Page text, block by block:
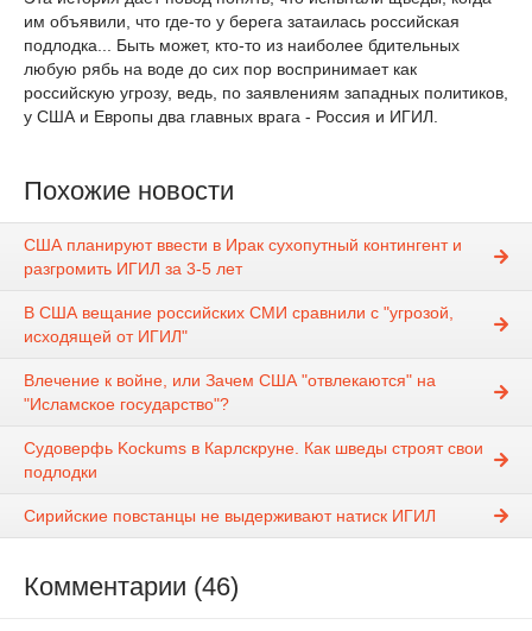
им объявили, что где-то у берега затаилась российская
подлодка... Быть может, кто-то из наиболее бдительных
любую рябь на воде до сих пор воспринимает как
российскую угрозу, ведь, по заявлениям западных политиков,
у США и Европы два главных врага - Россия и ИГИЛ.
Похожие новости
США планируют ввести в Ирак сухопутный контингент и
разгромить ИГИЛ за 3-5 лет
В США вещание российских СМИ сравнили с "угрозой,
исходящей от ИГИЛ"
Влечение к войне, или Зачем США "отвлекаются" на
"Исламское государство"?
Судоверфь Kockums в Карлскруне. Как шведы строят свои
подлодки
Сирийские повстанцы не выдерживают натиск ИГИЛ
Комментарии (46)